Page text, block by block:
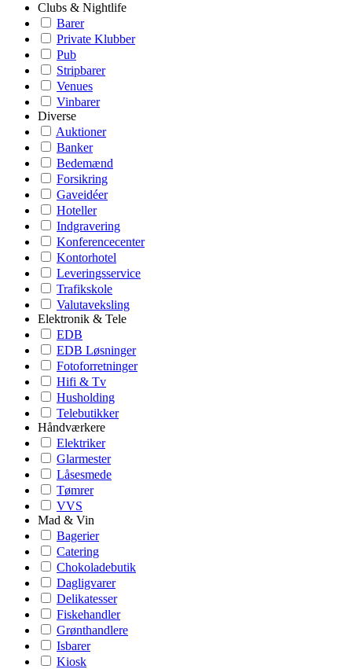
Clubs & Nightlife
Barer
Private Klubber
Pub
Stripbarer
Venues
Vinbarer
Diverse
Auktioner
Banker
Bedemænd
Forsikring
Gaveidéer
Hoteller
Indgravering
Konferencecenter
Kontorhotel
Leveringsservice
Trafikskole
Valutaveksling
Elektronik & Tele
EDB
EDB Løsninger
Fotoforretninger
Hifi & Tv
Husholding
Telebutikker
Håndværkere
Elektriker
Glarmester
Låsesmede
Tømrer
VVS
Mad & Vin
Bagerier
Catering
Chokoladebutik
Dagligvarer
Delikatesser
Fiskehandler
Grønthandlere
Isbarer
Kiosk